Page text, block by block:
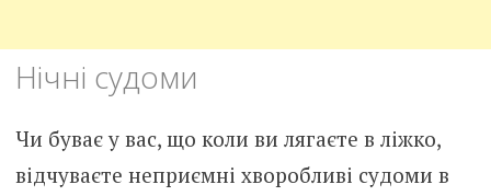
Нічні судоми
Чи буває у вас, що коли ви лягаєте в ліжко,
відчуваєте неприємні хворобливі судоми в